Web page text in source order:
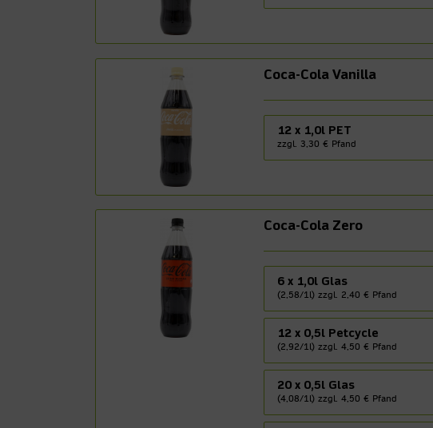
Coca-Cola Vanilla
12 x 1,0l PET
zzgl. 3,30 € Pfand
Coca-Cola Zero
6 x 1,0l Glas
(2,58/1l) zzgl. 2,40 € Pfand
12 x 0,5l Petcycle
(2,92/1l) zzgl. 4,50 € Pfand
20 x 0,5l Glas
(4,08/1l) zzgl. 4,50 € Pfand